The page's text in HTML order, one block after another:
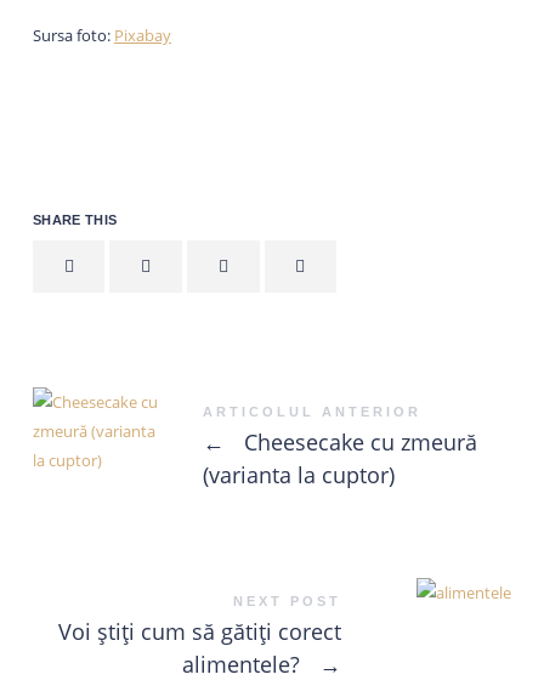
Sursa foto: Pixabay
SHARE THIS
ARTICOLUL ANTERIOR
←
Cheesecake cu zmeură
(varianta la cuptor)
NEXT POST
Voi știți cum să gătiți corect
alimentele?
→